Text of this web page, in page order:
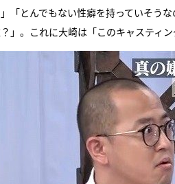
「とんでもない性癖を持っていそう
」。これに大崎は「このキャスティ